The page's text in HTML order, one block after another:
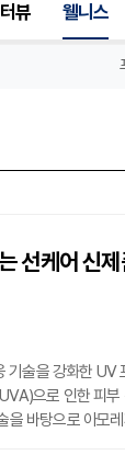
뷰 웰니스
선케어 신제
기술을 강화한 UV
으로 인한 피
을 바탕으로 아모